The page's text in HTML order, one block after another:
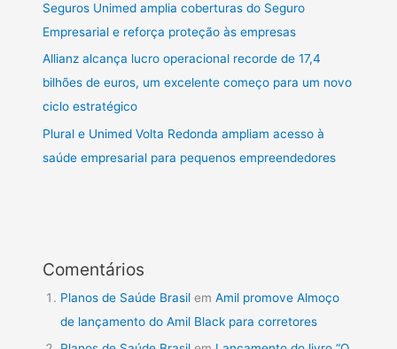
Seguros Unimed amplia coberturas do Seguro
Empresarial e reforça proteção às empresas
Allianz alcança lucro operacional recorde de 17,4
bilhões de euros, um excelente começo para um novo
ciclo estratégico
Plural e Unimed Volta Redonda ampliam acesso à
saúde empresarial para pequenos empreendedores
Comentários
Planos de Saúde Brasil emAmil promove Almoço
de lançamento do Amil Black para corretores